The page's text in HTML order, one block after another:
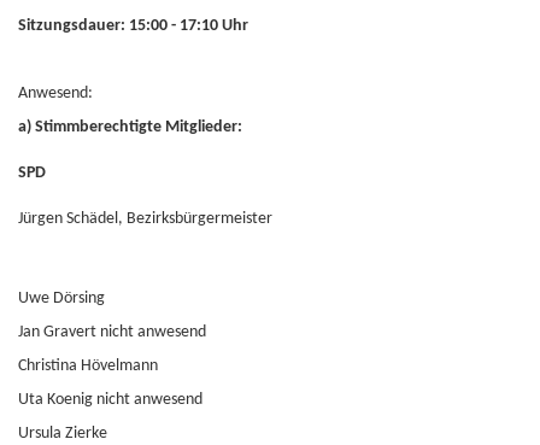
Sitzungsdauer: 15:00 - 17:10 Uhr
Anwesend:
a) Stimmberechtigte Mitglieder:
SPD
Jürgen Schädel, Bezirksbürgermeister
Uwe Dörsing
Jan Gravert nicht anwesend
Christina Hövelmann
Uta Koenig nicht anwesend
Ursula Zierke